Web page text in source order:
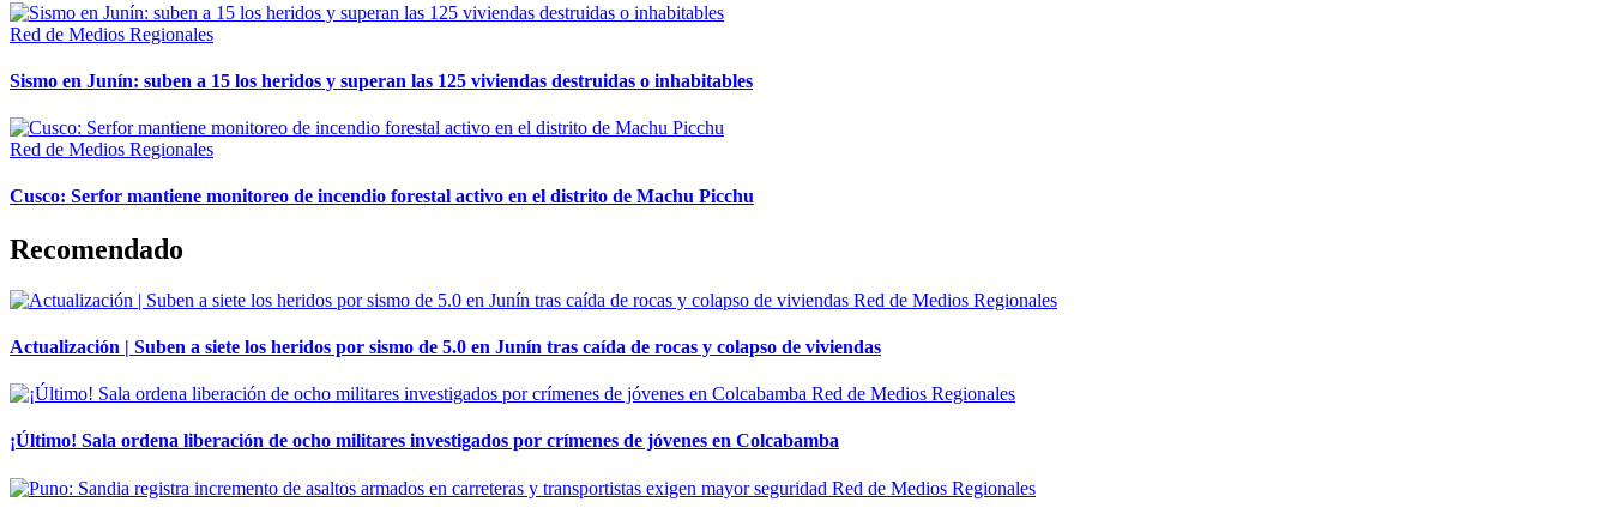
Red de Medios Regionales
Sismo en Junín: suben a 15 los heridos y superan las 125 viviendas destruidas o inhabitables
Red de Medios Regionales
Cusco: Serfor mantiene monitoreo de incendio forestal activo en el distrito de Machu Picchu
Recomendado
Red de Medios Regionales
Actualización | Suben a siete los heridos por sismo de 5.0 en Junín tras caída de rocas y colapso de viviendas
Red de Medios Regionales
¡Último! Sala ordena liberación de ocho militares investigados por crímenes de jóvenes en Colcabamba
Red de Medios Regionales